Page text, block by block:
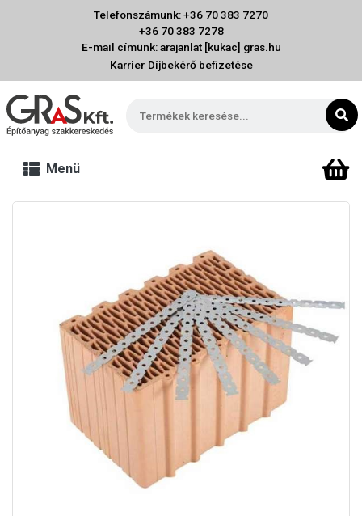
Telefonszámunk: +36 70 383 7270
+36 70 383 7278
E-mail címünk: arajanlat [kukac] gras.hu
Karrier Díjbekérő befizetése
Menü